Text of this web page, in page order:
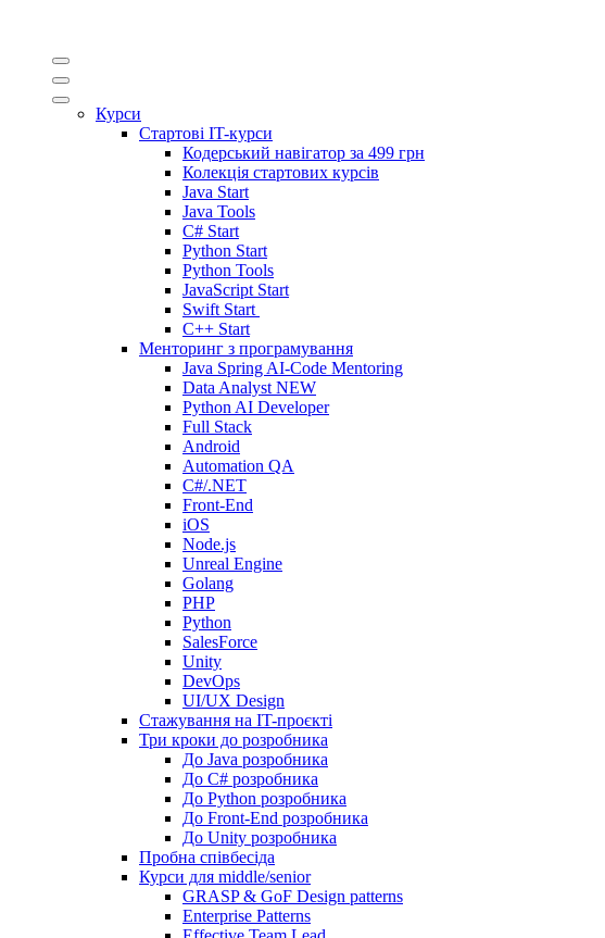
Курси
Стартові IT-курси
Кодерський навігатор за 499 грн
Колекція стартових курсів
Java Start
Java Tools
C# Start
Python Start
Python Tools
JavaScript Start
Swift Start
C++ Start
Менторинг з програмування
Java Spring AI-Code Mentoring
Data Analyst NEW
Python AI Developer
Full Stack
Android
Automation QA
C#/.NET
Front-End
iOS
Node.js
Unreal Engine
Golang
PHP
Python
SalesForce
Unity
DevOps
UI/UX Design
Стажування на IT-проєкті
Три кроки до розробника
До Java розробника
До C# розробника
До Python розробника
До Front-End розробника
До Unity розробника
Пробна співбесіда
Курси для middle/senior
GRASP & GoF Design patterns
Enterprise Patterns